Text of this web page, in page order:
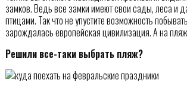
замков. Ведь все замки имеют свои сады, леса и
птицами. Так что не упустите возможность
зарождалась европейская цивилизация. А на
Решили все-таки выбрать пляж?